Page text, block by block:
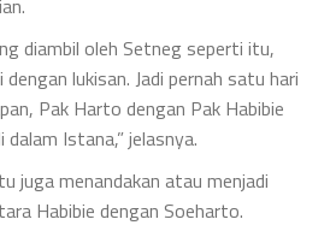
diambil oleh Setneg seperti itu,
lukisan. Jadi pernah satu hari
Pak Harto dengan Pak Habibie
Istana,” jelasnya.
juga menandakan atau menjadi
Habibie dengan Soeharto.